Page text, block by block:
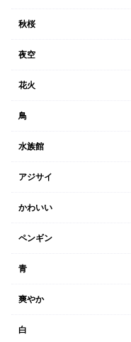
秋桜
夜空
花火
鳥
水族館
アジサイ
かわいい
ペンギン
青
爽やか
白